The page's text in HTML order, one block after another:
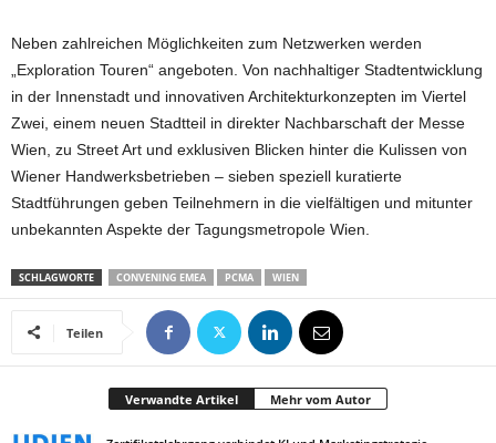
Neben zahlreichen Möglichkeiten zum Netzwerken werden
„Exploration Touren“ angeboten. Von nachhaltiger Stadtentwicklung
in der Innenstadt und innovativen Architekturkonzepten im Viertel
Zwei, einem neuen Stadtteil in direkter Nachbarschaft der Messe
Wien, zu Street Art und exklusiven Blicken hinter die Kulissen von
Wiener Handwerksbetrieben – sieben speziell kuratierte
Stadtführungen geben Teilnehmern in die vielfältigen und mitunter
unbekannten Aspekte der Tagungsmetropole Wien.
SCHLAGWORTE CONVENING EMEA PCMA WIEN
Teilen
Verwandte Artikel Mehr vom Autor